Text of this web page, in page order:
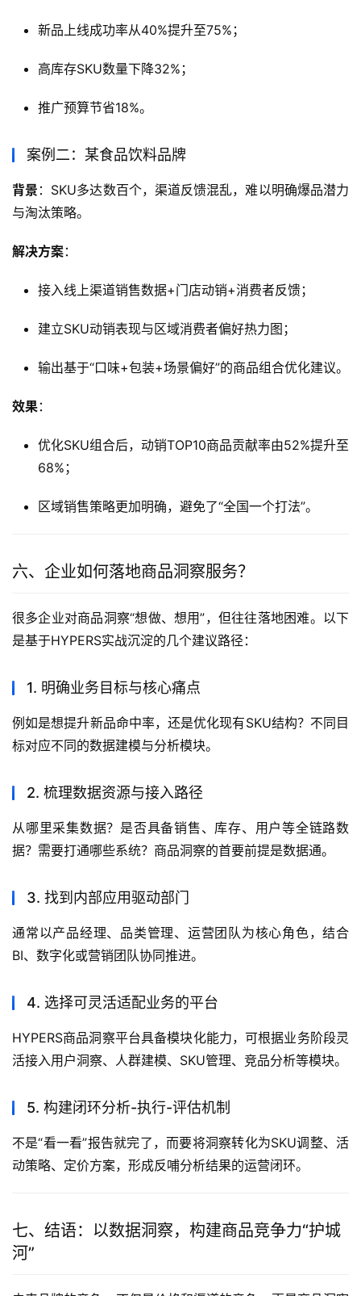
新品上线成功率从40%提升至75%；
高库存SKU数量下降32%；
推广预算节省18%。
案例二：某食品饮料品牌
背景 ：SKU多达数百个，渠道反馈混乱，难以明确爆品潜力
与淘汰策略。
解决方案：
接入线上渠道销售数据+门店动销+消费者反馈；
建立SKU动销表现与区域消费者偏好热力图；
输出基于“口味+包装+场景偏好”的商品组合优化建议。
效果：
优化SKU组合后，动销TOP10商品贡献率由52%提升至
68%；
区域销售策略更加明确，避免了“全国一个打法”。
六、企业如何落地商品洞察服务？
很多企业对商品洞察“想做、想用”，但往往落地困难。以下
是基于HYPERS实战沉淀的几个建议路径：
1. 明确业务目标与核心痛点
例如是想提升新品命中率，还是优化现有SKU结构？不同目
标对应不同的数据建模与分析模块。
2. 梳理数据资源与接入路径
从哪里采集数据？是否具备销售、库存、用户等全链路数
据？需要打通哪些系统？商品洞察的首要前提是数据通。
3. 找到内部应用驱动部门
通常以产品经理、品类管理、运营团队为核心角色，结合
BI、数字化或营销团队协同推进。
4. 选择可灵活适配业务的平台
HYPERS商品洞察平台具备模块化能力，可根据业务阶段灵
活接入用户洞察、人群建模、SKU管理、竞品分析等模块。
5. 构建闭环分析-执行-评估机制
不是“看一看”报告就完了，而要将洞察转化为SKU调整、活
动策略、定价方案，形成反哺分析结果的运营闭环。
七、结语：以数据洞察，构建商品竞争力“护城
河”